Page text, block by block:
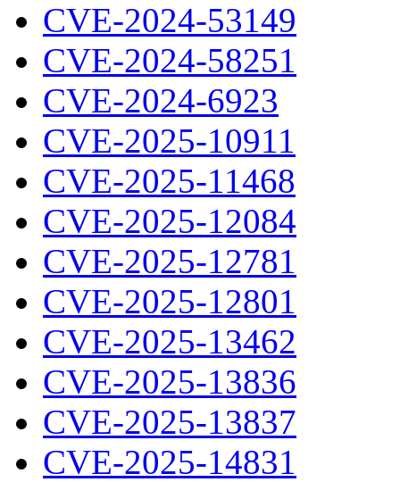
CVE-2024-53149
CVE-2024-58251
CVE-2024-6923
CVE-2025-10911
CVE-2025-11468
CVE-2025-12084
CVE-2025-12781
CVE-2025-12801
CVE-2025-13462
CVE-2025-13836
CVE-2025-13837
CVE-2025-14831